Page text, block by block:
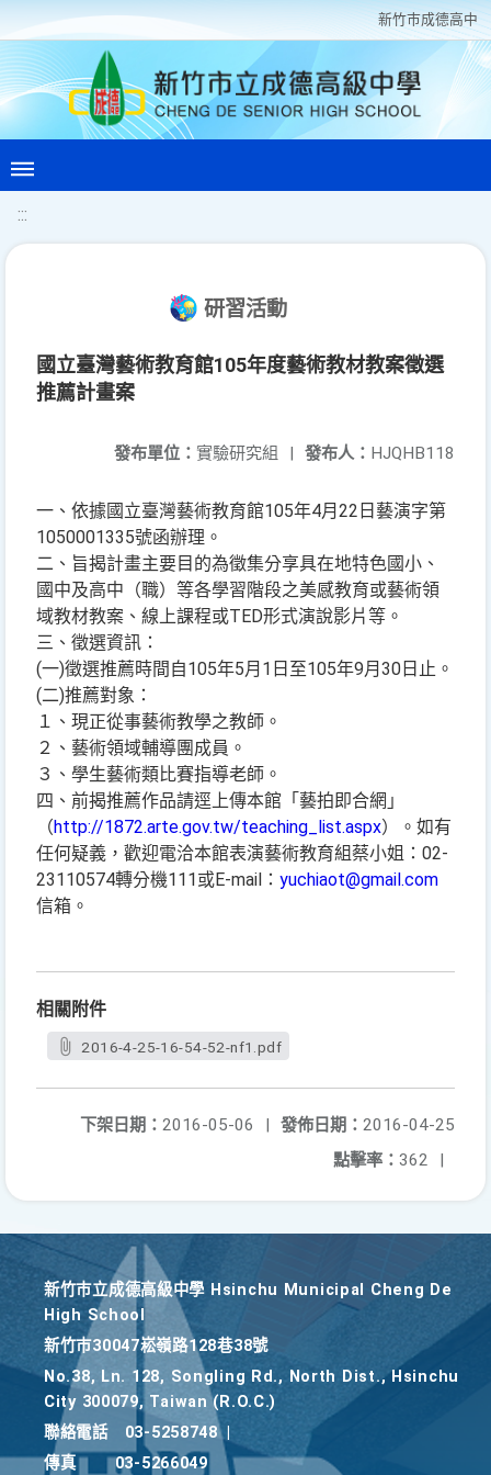
新竹巿成德高中
:::
研習活動
國立臺灣藝術教育館105年度藝術教材教案徵選
推薦計畫案
發布人： HJQHB118
發布單位： 實驗研究組 |
一、依據國立臺灣藝術教育館105年4月22日藝演字第
1050001335號函辦理。
二、旨揭計畫主要目的為徵集分享具在地特色國小、
國中及高中（職）等各學習階段之美感教育或藝術領
域教材教案、線上課程或TED形式演說影片等。
三、徵選資訊：
(一)徵選推薦時間自105年5月1日至105年9月30日止。
(二)推薦對象：
１、現正從事藝術教學之教師。
２、藝術領域輔導團成員。
３、學生藝術類比賽指導老師。
四、前揭推薦作品請逕上傳本館「藝拍即合網」
（http://1872.arte.gov.tw/teaching_list.aspx）。如有
任何疑義，歡迎電洽本館表演藝術教育組蔡小姐：02-
23110574轉分機111或E-mail： yuchiaot@gmail.com
信箱。
相關附件
2016-4-25-16-54-52-nf1.pdf
發佈日期： 2016-04-25
下架日期： 2016-05-06
|
點擊率： 362 |
新竹巿立成德高級中學 Hsinchu Municipal Cheng De
High School
新竹巿30047崧嶺路128巷38號
No.38, Ln. 128, Songling Rd., North Dist., Hsinchu
City 300079, Taiwan (R.O.C.)
聯絡電話
03-5258748
傳真
03-5266049